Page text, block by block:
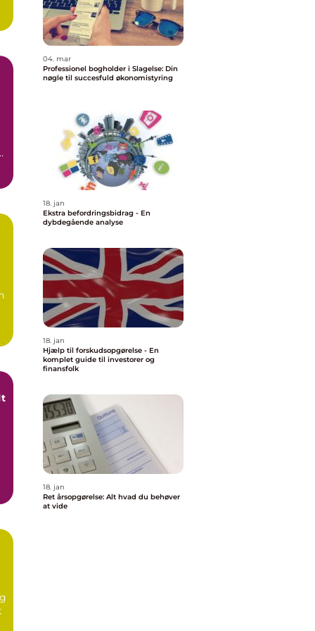
04. mar
Professionel bogholder i Slagelse: Din
nøgle til succesfuld økonomistyring
18. jan
Ekstra befordringsbidrag - En
dybdegående analyse
18. jan
Hjælp til forskudsopgørelse - En
komplet guide til investorer og
finansfolk
18. jan
Ret årsopgørelse: Alt hvad du behøver
at vide